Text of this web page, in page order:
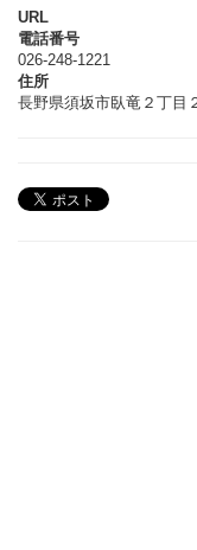
URL
電話番号
026-248-1221
住所
長野県須坂市臥竜２丁目